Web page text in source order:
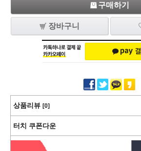
구매하기
장바구니
상품리뷰 [0]
터치 쿠폰다운